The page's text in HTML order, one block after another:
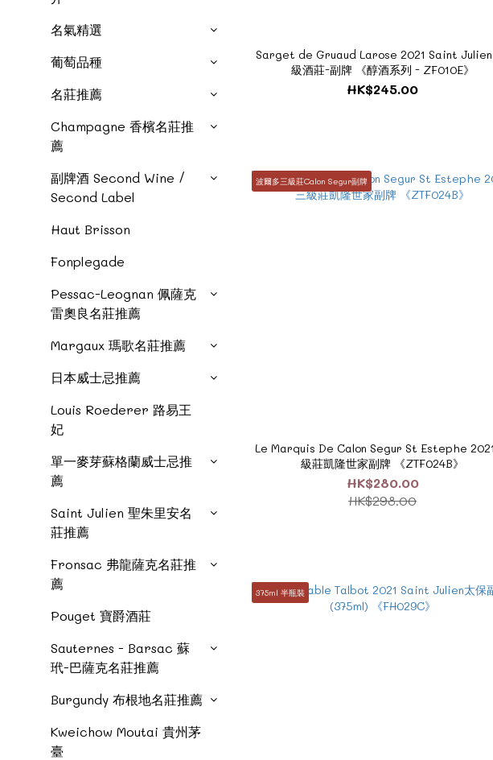
名氣精選
葡萄品種
名莊推薦
Champagne 香檳名莊推
薦
副牌酒 Second Wine /
Second Label
Haut Brisson
Fonplegade
Pessac-Leognan 佩薩克
雷奧良名莊推薦
Margaux 瑪歌名莊推薦
日本威士忌推薦
Louis Roederer 路易王
妃
單一麥芽蘇格蘭威士忌推
薦
Saint Julien 聖朱里安名
莊推薦
Fronsac 弗龍薩克名莊推
薦
Pouget 寶爵酒莊
Sauternes - Barsac 蘇
玳-巴薩克名莊推薦
Burgundy 布根地名莊推薦
Kweichow Moutai 貴州茅
臺
Sarget de Gruaud Larose 2021 Saint Julien
級酒莊-副牌 《醇酒系列 - ZF010E》
HK$245.00
波爾多三級莊Calon Segur副牌
Le Marquis De Calon Segur St Estephe
級莊凱隆世家副牌 《ZTF024B》
HK$280.00
HK$298.00
375ml 半瓶裝